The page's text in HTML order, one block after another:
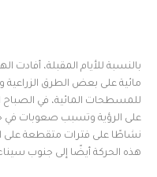
بالنسبة للأيام المقبلة، أفادت
مائية على بعض الطرق الزراعية
للمسطحات المائية، في الصباح
على الرؤية وتسبب صعوبات في
نشاطًا على فترات متقطعة على
هذه الحركة أيضًا إلى جنوب